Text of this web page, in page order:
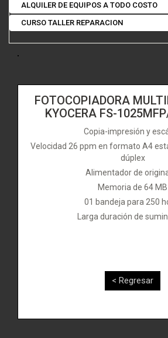
ALQUILER DE EQUIPOS A TODO COSTO
CURSO TALLER REPARACION
FOTOCOPIADORA
KYOCERA FS-
Copia-impresión y
Velocidad 26 ppm en formato A4
dúplex
Alimentador de
Memoria de 64 MB
01 bandeja para 250
Larga duración de
< Regresar